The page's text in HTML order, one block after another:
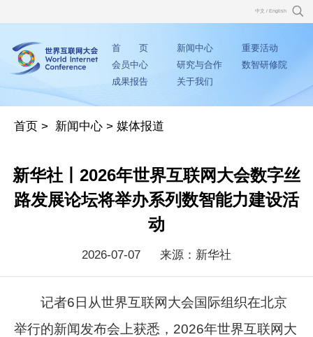
中文 / English
首 页 新闻中心
重要活动
会员中心
研究与合作
数智研修院
成果报告
关于我们
首页 > 新闻中心 >媒体报道
新华社丨2026年世界互联网大会数字丝
路发展论坛将举办系列数智能力建设活
动
2026-07-07 来源：新华社
记者6日从世界互联网大会国际组织在北京
举行的新闻发布会上获悉，2026年世界互联网大